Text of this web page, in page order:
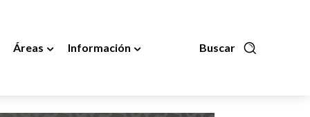
Buscar
Áreas Información